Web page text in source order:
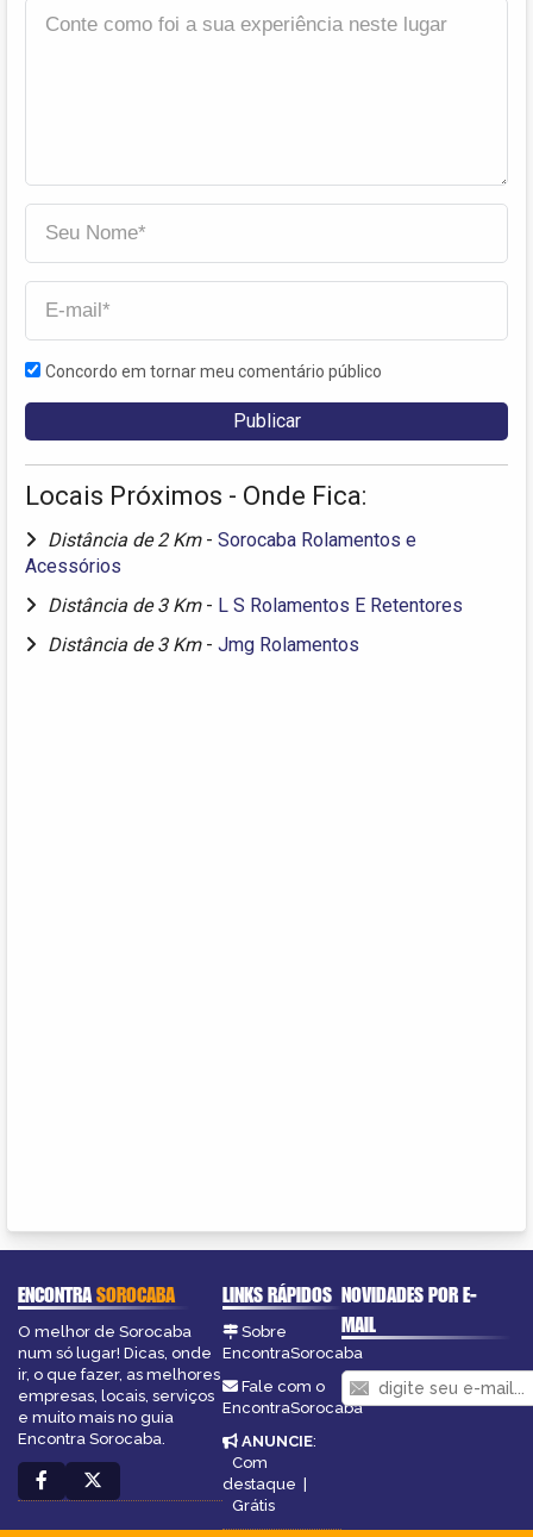
Concordo em tornar meu comentário público
Locais Próximos - Onde Fica:
Distância de 2 Km - Sorocaba Rolamentos e
Acessórios
Distância de 3 Km - L S Rolamentos E Retentores
Distância de 3 Km - Jmg Rolamentos
ENCONTRASOROCABA
O melhor de Sorocaba
num só lugar! Dicas, onde
ir, o que fazer, as melhores
empresas, locais, serviços
e muito mais no guia
Encontra Sorocaba.
LINKS RÁPIDOS
Sobre
EncontraSorocaba
Fale com o
EncontraSorocaba
ANUNCIE:
Com
destaque |
Grátis
NOVIDADES POR E-
MAIL